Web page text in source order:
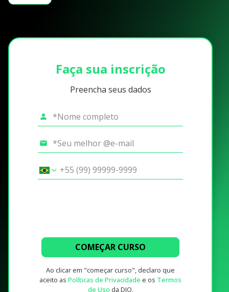
Faça sua inscrição
Preencha seus dados
COMEÇAR CURSO
Ao clicar em "começar curso", declaro que
aceito as Políticas de Privacidade e os Termos
de Uso da DIO.